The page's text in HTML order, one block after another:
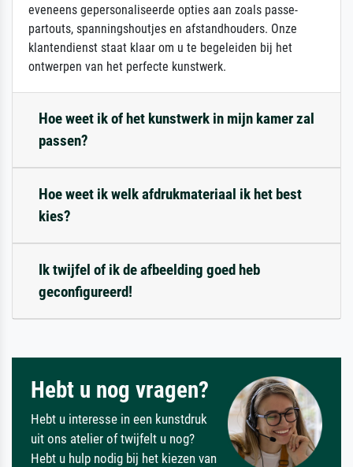
eveneens gepersonaliseerde opties aan zoals passe-
partouts, spanningshoutjes en afstandhouders. Onze
klantendienst staat klaar om u te begeleiden bij het
ontwerpen van het perfecte kunstwerk.
Hoe weet ik of het kunstwerk in mijn kamer zal
passen?
Hoe weet ik welk afdrukmateriaal ik het best
kies?
Ik twijfel of ik de afbeelding goed heb
geconfigureerd!
Hebt u nog vragen?
Hebt u interesse in een kunstdruk
uit ons atelier of twijfelt u nog?
Hebt u hulp nodig bij het kiezen van